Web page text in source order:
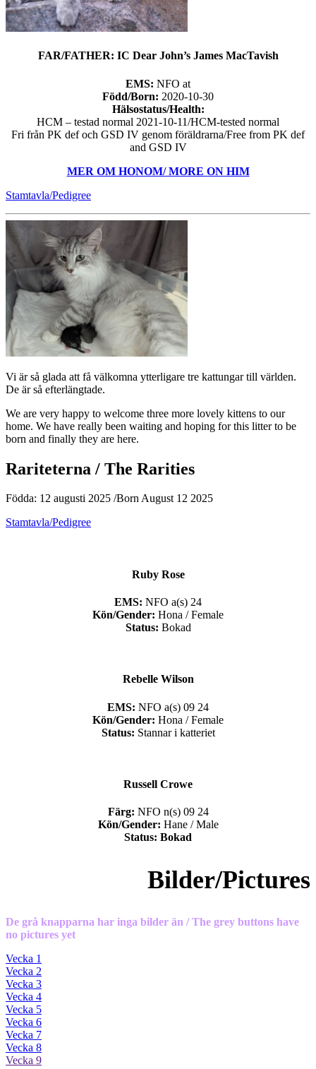
FAR/FATHER: IC Dear John’s James MacTavish
EMS: NFO at
Född/Born: 2020-10-30
Hälsostatus/Health:
HCM – testad normal 2021-10-11/HCM-tested normal
Fri från PK def och GSD IV genom föräldrarna/Free from PK def
and GSD IV
MER OM HONOM/ MORE ON HIM
Stamtavla/Pedigree
Vi är så glada att få välkomna ytterligare tre kattungar till världen.
De är så efterlängtade.
We are very happy to welcome three more lovely kittens to our
home. We have really been waiting and hoping for this litter to be
born and finally they are here.
Rariteterna / The Rarities
Födda: 12 augusti 2025 /Born August 12 2025
Stamtavla/Pedigree
Ruby Rose
EMS: NFO a(s) 24
Kön/Gender: Hona / Female
Status: Bokad
Rebelle Wilson
EMS: NFO a(s) 09 24
Kön/Gender: Hona / Female
Status: Stannar i katteriet
Russell Crowe
Färg: NFO n(s) 09 24
Kön/Gender: Hane / Male
Status: Bokad
Bilder/Pictures
De grå knapparna har inga bilder än / The grey buttons have
no pictures yet
Vecka 1
Vecka 2
Vecka 3
Vecka 4
Vecka 5
Vecka 6
Vecka 7
Vecka 8
Vecka 9